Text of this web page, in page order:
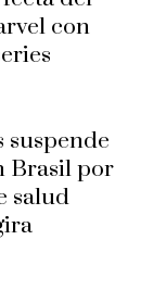
con
suspende
Brasil por
salud